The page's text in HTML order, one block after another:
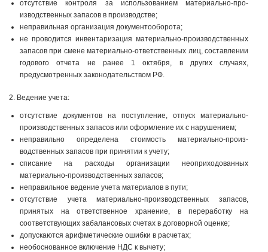
отсутствие контроля за использованием материально-про­
изводственных запасов в производстве;
неправильная организация документооборота;
не проводится инвентаризация материально-производственных
запасов при смене материально-ответственных лиц, составлении
годового отчета не ранее 1 октября, в других случаях,
предусмотренных законодательством РФ.
2. Ведение учета:
отсутствие документов на поступление, отпуск материально-
производственных запасов или оформление их с нарушением;
неправильно определена стоимость материально-произ­
водственных запасов при принятии к учету;
списание на расходы организации неоприходованных
материально-производственных запасов;
неправильное ведение учета материалов в пути;
отсутствие учета материально-производственных запасов,
принятых на ответственное хранение, в переработку на
соответствующих забалансовых счетах в договорной оценке;
допускаются арифметические ошибки в расчетах;
необоснованное включение НДС к вычету;